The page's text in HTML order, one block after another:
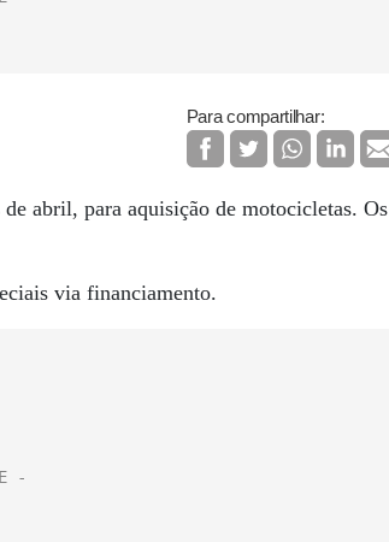
Para compartilhar:
abril, para aquisição de motocicletas. Os
via financiamento.